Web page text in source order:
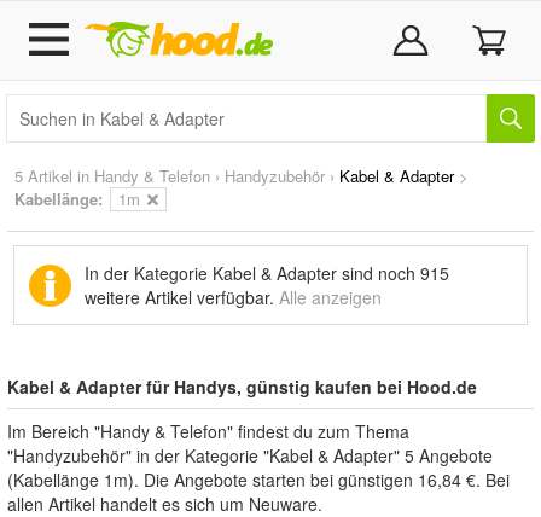
5 Artikel in Handy & Telefon › Handyzubehör › Kabel & Adapter>
Kabellänge:
1m
In der Kategorie Kabel & Adapter sind noch 915
weitere Artikel verfügbar. Alle anzeigen
Kabel & Adapter für Handys, günstig kaufen bei Hood.de
Im Bereich "Handy & Telefon" findest du zum Thema
"Handyzubehör" in der Kategorie "Kabel & Adapter" 5 Angebote
(Kabellänge 1m). Die Angebote starten bei günstigen 16,84 €. Bei
allen Artikel handelt es sich um Neuware.